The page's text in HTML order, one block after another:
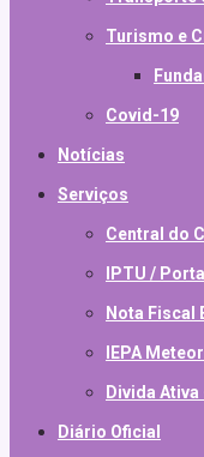
Turismo e
Covid-19
Notícias
Serviços
Central do
IPTU /
Nota Fiscal
IEPA
Divida
Diário Oficial